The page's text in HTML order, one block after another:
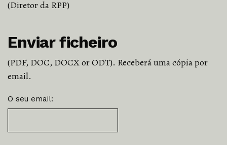
(Diretor da RPP)
Enviar ficheiro
(PDF, DOC, DOCX or ODT). Receberá uma cópia por
email.
O seu email: